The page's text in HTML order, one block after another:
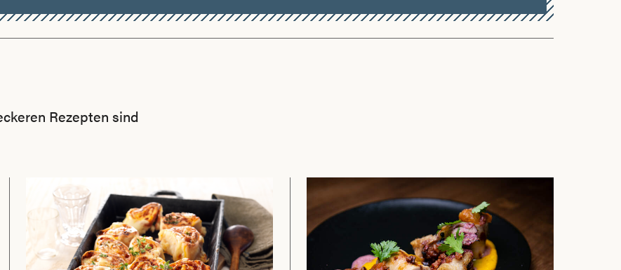
Rezepten sind